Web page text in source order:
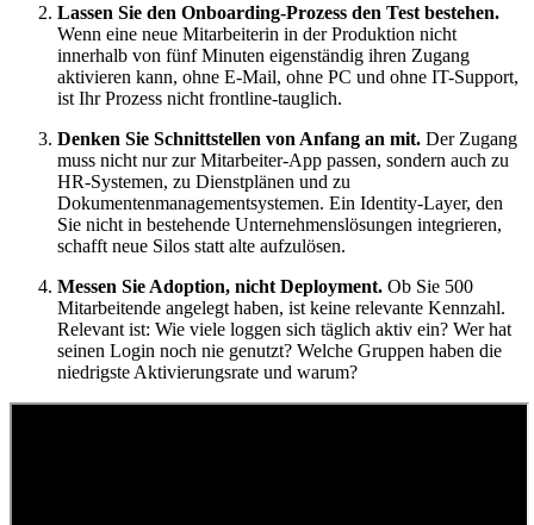
Lassen Sie den Onboarding-Prozess den Test bestehen.
Wenn eine neue Mitarbeiterin in der Produktion nicht
innerhalb von fünf Minuten eigenständig ihren Zugang
aktivieren kann, ohne E-Mail, ohne PC und ohne IT-Support,
ist Ihr Prozess nicht frontline-tauglich.
Denken Sie Schnittstellen von Anfang an mit. Der Zugang
muss nicht nur zur Mitarbeiter-App passen, sondern auch zu
HR-Systemen, zu Dienstplänen und zu
Dokumentenmanagementsystemen. Ein Identity-Layer, den
Sie nicht in bestehende Unternehmenslösungen integrieren,
schafft neue Silos statt alte aufzulösen.
Messen Sie Adoption, nicht Deployment. Ob Sie 500
Mitarbeitende angelegt haben, ist keine relevante Kennzahl.
Relevant ist: Wie viele loggen sich täglich aktiv ein? Wer hat
seinen Login noch nie genutzt? Welche Gruppen haben die
niedrigste Aktivierungsrate und warum?